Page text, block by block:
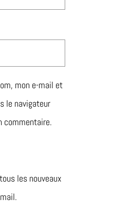
mon e-mail et
le navigateur
commentaire.
les nouveaux